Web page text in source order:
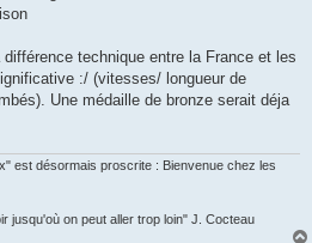
technique entre la France et les
:/ (vitesses/ longueur de
Une médaille de bronze serait déja
est désormais proscrite : Bienvenue chez les
jusqu'où on peut aller trop loin" J. Cocteau